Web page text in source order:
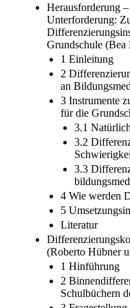
Herausforderung
Unterforderung:
Grundschule (Bea
1 Einleitung
2
an
3 Instrumente
für die
3.1
3.2
3.3
4 Wie werden
5
Literatur
(Roberto Hübner
1 Hinführung
2
Schulbüchern